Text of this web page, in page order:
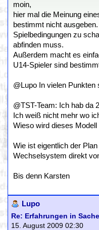
moin,
hier mal die Meinung
bestimmt nicht
Spielbedingungen zu
abfinden muss.
Außerdem macht es
U14-Spieler sind
@Lupo In vielen
@TST-Team: Ich hab da
Ich weiß nicht mehr wo
Wieso wird dieses
Wie ist eigentlich der
Wechselsystem direkt
Bis denn Karsten
Lupo
Re: Erfahrungen in
15. August 2009 02:30